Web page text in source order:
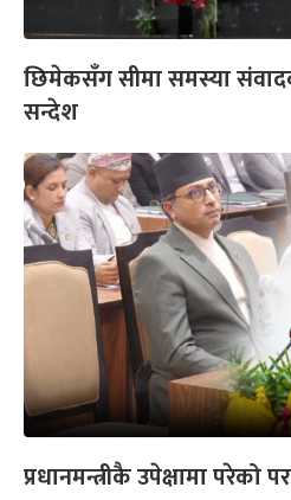
छिमेकसँग सीमा समस्या
सन्देश
प्रधानमन्त्रीकै उपेक्षामा परेको